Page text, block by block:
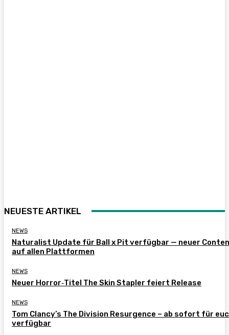
NEUESTE ARTIKEL
NEWS
Naturalist Update für Ball x Pit verfügbar — neuer
auf allen Plattformen
NEWS
Neuer Horror‑Titel The Skin Stapler feiert Release
NEWS
Tom Clancy’s The Division Resurgence – ab sofort für
verfügbar